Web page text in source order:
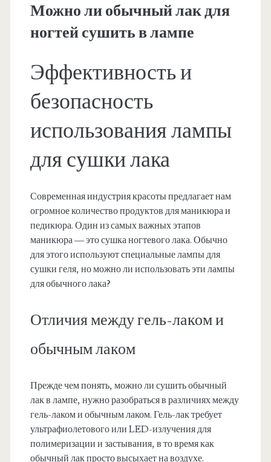
Можно ли обычный лак для
ногтей сушить в лампе
Эффективность и
безопасность
использования лампы
для сушки лака
Современная индустрия красоты предлагает нам
огромное количество продуктов для маникюра и
педикюра. Один из самых важных этапов
маникюра — это сушка ногтевого лака. Обычно
для этого используют специальные лампы для
сушки геля, но можно ли использовать эти лампы
для обычного лака?
Отличия между гель-лаком и
обычным лаком
Прежде чем понять, можно ли сушить обычный
лак в лампе, нужно разобраться в различиях между
гель-лаком и обычным лаком. Гель-лак требует
ультрафиолетового или LED-излучения для
полимеризации и застывания, в то время как
обычный лак просто высыхает на воздухе.